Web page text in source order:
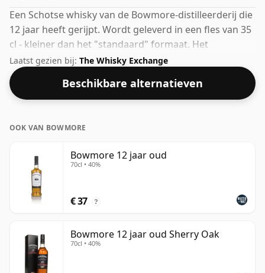
Een Schotse whisky van de Bowmore-distilleerderij die
12 jaar heeft gerijpt. Wordt geleverd in een fles van 35
cl - kleiner dan het "standaard" formaat. Het
alcoholpercentage bedraagt ​​40%.
Laatst gezien bij: The Whisky Exchange
Beschikbare alternatieven
OOK VAN BOWMORE
Bowmore 12 jaar oud
70cl • 40%
€ 37 ?
Bowmore 12 jaar oud Sherry Oak
70cl • 40%